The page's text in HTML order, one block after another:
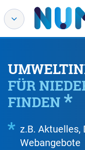
FÜR
FINDEN
z.B. Aktuelles,
Webangebote